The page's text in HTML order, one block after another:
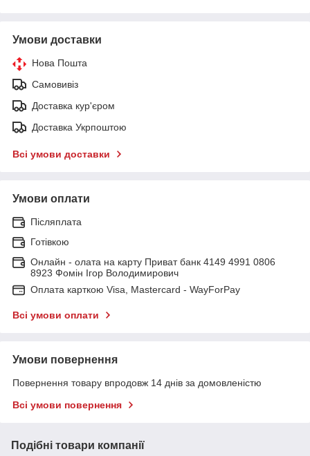
Умови доставки
Нова Пошта
Самовивіз
Доставка кур'єром
Доставка Укрпоштою
Всі умови доставки
Умови оплати
Післяплата
Готівкою
Онлайн - олата на карту Приват банк 4149 4991 0806
8923 Фомін Ігор Володимирович
Оплата карткою Visa, Mastercard - WayForPay
Всі умови оплати
Умови повернення
Повернення товару впродовж 14 днів за домовленістю
Всі умови повернення
Подібні товари компанії